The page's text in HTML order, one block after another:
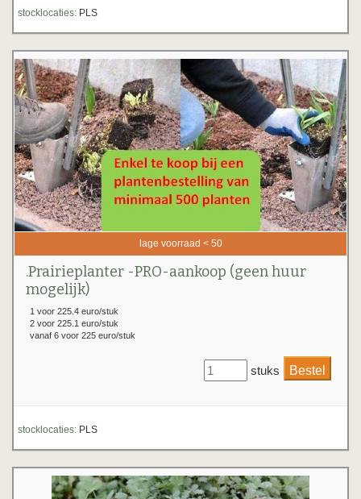
stocklocaties: PLS
lage voorraad < 50
.Prairieplanter -PRO-aankoop (geen huur
mogelijk)
1 voor 225.4 euro/stuk
2 voor 225.1 euro/stuk
vanaf 6 voor 225 euro/stuk
stuks
stocklocaties: PLS